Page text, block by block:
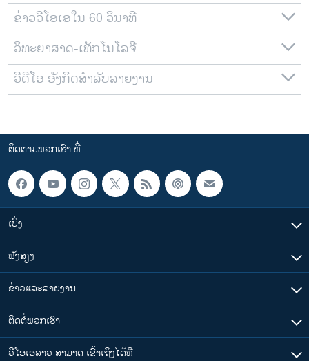
ຂ່າວວີໂອເອໃນ 60 ວິນາທີ
ວິທະຍາສາດ-ເທັກໂນໂລຈີ
ວີດີໂອ ອັງກິດສຳລັບລາຍງານ
ຕິດຕາມພວກເຮົາ ທີ່
ເບິ່ງ
ຟັງສຽງ
ຂ່າວແລະລາຍງານ
ຕິດຕໍ່ພວກເຮົາ
ວີໂອເອລາວ ສາມາດ ເຂົ້າເຖິງໄດ້ທີ່